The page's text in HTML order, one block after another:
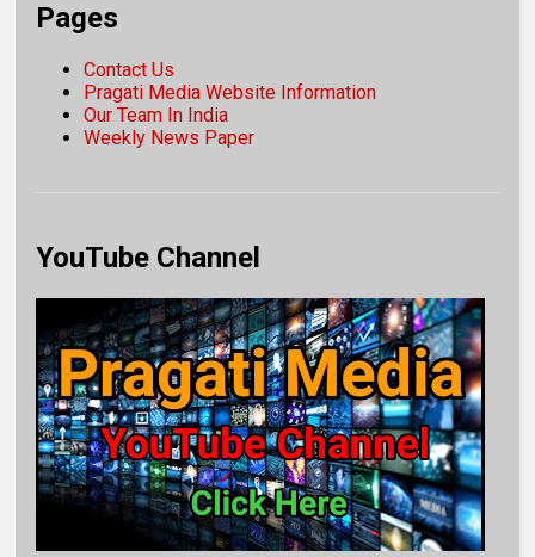
Pages
Contact Us
Pragati Media Website Information
Our Team In India
Weekly News Paper
YouTube Channel